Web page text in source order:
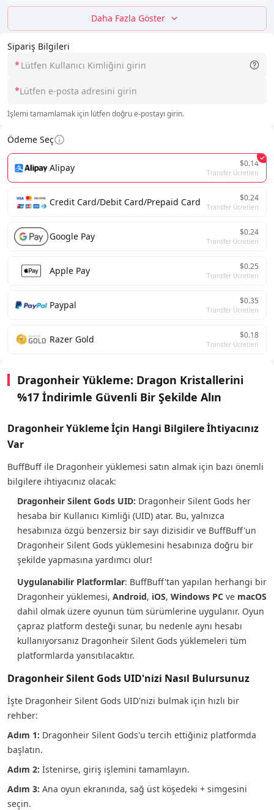
Sipariş Bilgileri
*
*
İşlemi tamamlamak için lütfen doğru e-postayı girin.
Ödeme Seç
Alipay $0.14
Transfer Ücretleri
Credit Card/Debit Card/Prepaid Card $0.24
Transfer Ücretleri
Google Pay $0.24
Transfer Ücretleri
Apple Pay $0.25
Transfer Ücretleri
Paypal $0.35
Transfer Ücretleri
Razer Gold $0.18
Transfer Ücretleri
Daha Fazla Göster
Dragonheir Yükleme: Dragon Kristallerini
%17 İndirimle Güvenli Bir Şekilde Alın
Dragonheir Yükleme İçin Hangi Bilgilere İhtiyacınız
Var
BuffBuff ile Dragonheir yüklemesi satın almak için bazı önemli
bilgilere ihtiyacınız olacak:
Dragonheir Silent Gods UID: Dragonheir Silent Gods her
hesaba bir Kullanıcı Kimliği (UID) atar. Bu, yalnızca
hesabınıza özgü benzersiz bir sayı dizisidir ve BuffBuff'un
Dragonheir Silent Gods yüklemesini hesabınıza doğru bir
şekilde yapmasına yardımcı olur!
Uygulanabilir Platformlar: BuffBuff'tan yapılan herhangi bir
Dragonheir yüklemesi, Android, iOS, Windows PC ve macOS
dahil olmak üzere oyunun tüm sürümlerine uygulanır. Oyun
çapraz platform desteği sunar, bu nedenle aynı hesabı
kullanıyorsanız Dragonheir Silent Gods yüklemeleri tüm
platformlarda yansıtılacaktır.
Dragonheir Silent Gods UID'nizi Nasıl Bulursunuz
İşte Dragonheir Silent Gods UID'nizi bulmak için hızlı bir
rehber:
Adım 1: Dragonheir Silent Gods'u tercih ettiğiniz platformda
başlatın.
Adım 2: İstenirse, giriş işlemini tamamlayın.
Adım 3: Ana oyun ekranında, sağ üst köşedeki + simgesini
seçin.